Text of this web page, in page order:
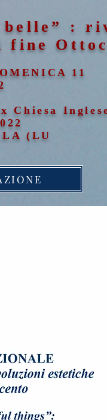
belle” :
fine
11
Chiesa
(LU